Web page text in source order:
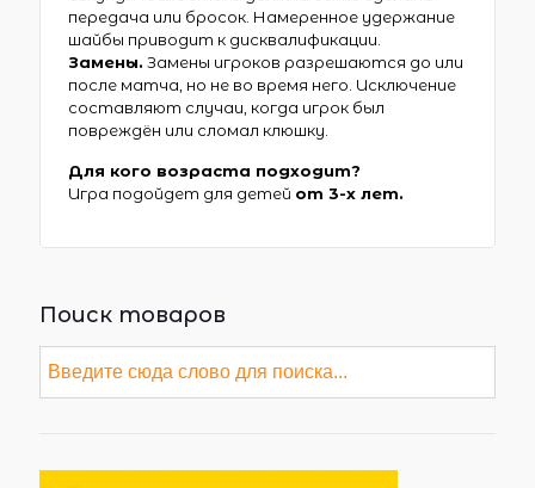
передача или бросок. Намеренное удержание
шайбы приводит к дисквалификации.
Замены. Замены игроков разрешаются до или
после матча, но не во время него. Исключение
составляют случаи, когда игрок был
повреждён или сломал клюшку.
Для кого возраста подходит?
Игра подойдет для детей от 3-х лет.
Поиск товаров